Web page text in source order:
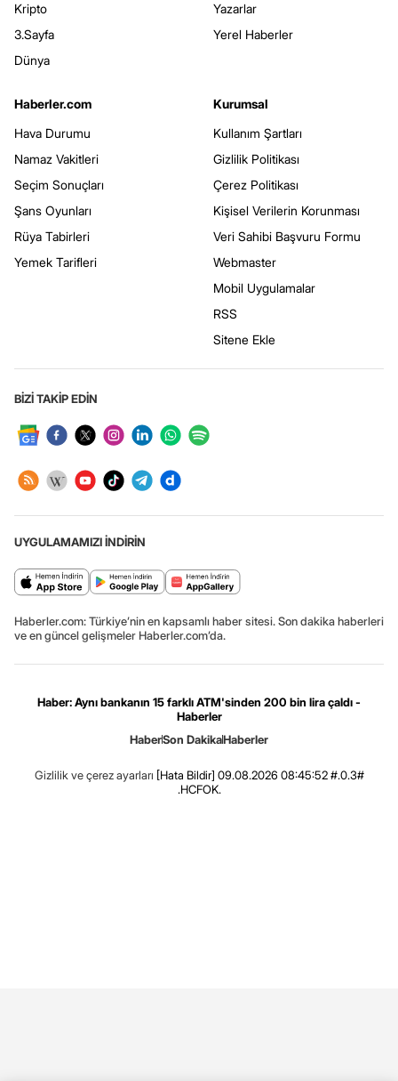
Kripto
3.Sayfa
Dünya
Yazarlar
Yerel Haberler
Haberler.com
Hava Durumu
Namaz Vakitleri
Seçim Sonuçları
Şans Oyunları
Rüya Tabirleri
Yemek Tarifleri
Kurumsal
Kullanım Şartları
Gizlilik Politikası
Çerez Politikası
Kişisel Verilerin Korunması
Veri Sahibi Başvuru Formu
Webmaster
Mobil Uygulamalar
RSS
Sitene Ekle
BİZİ TAKİP EDİN
UYGULAMAMIZI İNDİRİN
Haberler.com: Türkiye’nin en kapsamlı haber sitesi. Son dakika haberleri
ve en güncel gelişmeler Haberler.com’da.
Haber: Aynı bankanın 15 farklı ATM'sinden 200 bin lira çaldı -
Haberler
HaberSon DakikaHaberler
Gizlilik ve çerez ayarları [Hata Bildir] 09.08.2026 08:45:52 #.0.3#
.HCFOK.